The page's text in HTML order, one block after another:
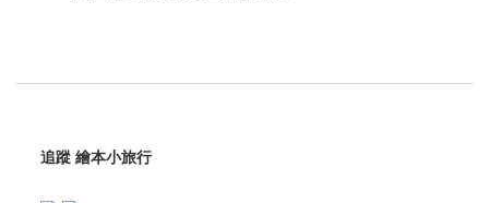
追蹤 繪本小旅行